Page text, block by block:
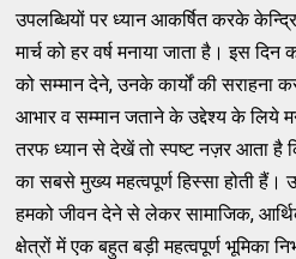
उपलब्धियों पर ध्यान आकर्षित करके
मार्च को हर वर्ष मनाया जाता है। इस दिन
को सम्मान देने, उनके कार्यों की सराहना
आभार व सम्मान जताने के उद्देश्य के लिये
तरफ ध्यान से देखें तो स्पष्ट नज़र आता है
का सबसे मुख्य महत्वपूर्ण हिस्सा होती हैं।
हमको जीवन देने से लेकर सामाजिक,
क्षेत्रों में एक बहुत बड़ी महत्वपूर्ण भूमिका